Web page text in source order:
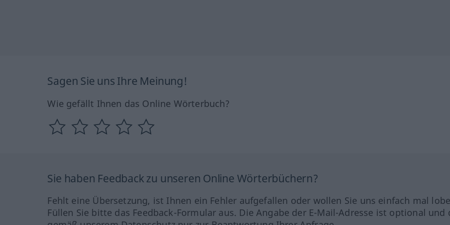
Sagen Sie uns Ihre Meinung!
Wie gefällt Ihnen das Online Wörterbuch?
Sie haben Feedback zu unseren Online Wörterbüchern?
Fehlt eine Übersetzung, ist Ihnen ein Fehler aufgefallen oder wollen Sie uns einfach mal
Füllen Sie bitte das Feedback-Formular aus. Die Angabe der E-Mail-Adresse ist optional und